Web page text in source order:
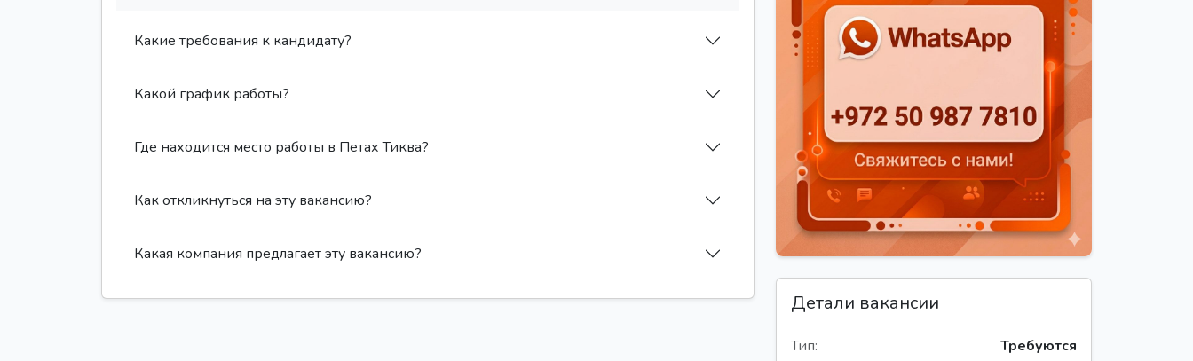
Какие требования к кандидату?
Какой график работы?
Где находится место работы в Петах Тиква?
Как откликнуться на эту вакансию?
Какая компания предлагает эту вакансию?
Детали вакансии
Тип:
Требуются